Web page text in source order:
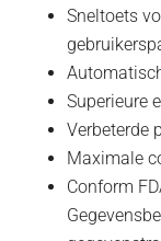
Sneltoets
Superieure
Verbeterde
Maximale
Conform